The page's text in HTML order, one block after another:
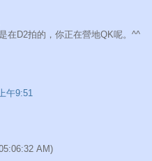
在D2拍的，你正在營地QK呢。^^
午9:51
AM)